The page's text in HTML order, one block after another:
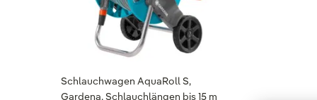
Schlauchwagen AquaRoll S,
Gardena, Schlauchlängen bis 15 m